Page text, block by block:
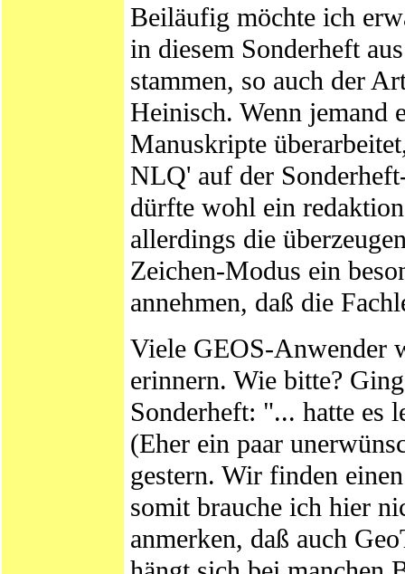
Beiläufig möchte ich
in diesem Sonderheft
stammen, so auch der
Heinisch. Wenn jemand
Manuskripte
NLQ' auf der
dürfte wohl ein
allerdings die
Zeichen-Modus ein
annehmen, daß die
Viele GEOS-Anwender
erinnern. Wie bitte?
Sonderheft: "... hatte es
(Eher ein paar
gestern. Wir finden
somit brauche ich hier
anmerken, daß auch